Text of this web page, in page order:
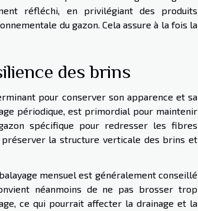
réfléchi, en privilégiant des produits
du gazon. Cela assure à la fois la
des brins
pour conserver son apparence et sa
périodique, est primordial pour maintenir
spécifique pour redresser les fibres
la structure verticale des brins et
mensuel est généralement conseillé
néanmoins de ne pas brosser trop
ce qui pourrait affecter la drainage et la